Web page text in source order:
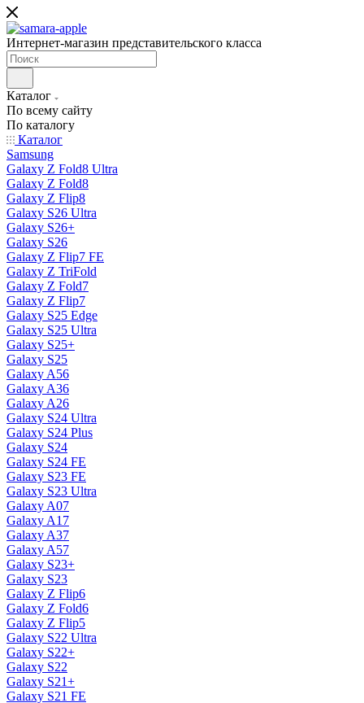
Интернет-магазин представительского класса
Каталог
По всему сайту
По каталогу
Каталог
Samsung
Galaxy Z Fold8 Ultra
Galaxy Z Fold8
Galaxy Z Flip8
Galaxy S26 Ultra
Galaxy S26+
Galaxy S26
Galaxy Z Flip7 FE
Galaxy Z TriFold
Galaxy Z Fold7
Galaxy Z Flip7
Galaxy S25 Edge
Galaxy S25 Ultra
Galaxy S25+
Galaxy S25
Galaxy A56
Galaxy A36
Galaxy A26
Galaxy S24 Ultra
Galaxy S24 Plus
Galaxy S24
Galaxy S24 FE
Galaxy S23 FE
Galaxy S23 Ultra
Galaxy A07
Galaxy A17
Galaxy A37
Galaxy A57
Galaxy S23+
Galaxy S23
Galaxy Z Flip6
Galaxy Z Fold6
Galaxy Z Flip5
Galaxy S22 Ultra
Galaxy S22+
Galaxy S22
Galaxy S21+
Galaxy S21 FE